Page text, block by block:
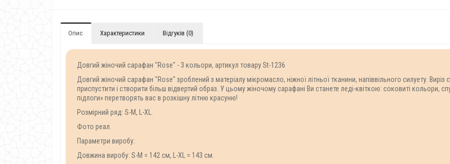
Опис Характеристики Відгуків (0)
Довгий жіночий сарафан "Rose" - 3 кольори, артикул товару St-1236
Довгий жіночий сарафан "Rose" зроблений з матеріалу мікромасло, ніжної літньої тканини, напіввільного силуету. Виріз
приспустити і створити більш відвертий образ. У цьому жіночому сарафані Ви станете леді-квіткою: соковиті кольори,
підлоги» перетворять вас в розкішну літню красуню!
Розмірний ряд: S-M, L-XL.
Фото реал.
Параметри виробу:
Довжина виробу: S-M = 142 см, L-XL = 143 см.